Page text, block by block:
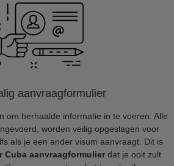
aanvraagformulier
om herhaalde informatie in te voeren. Alle
worden veilig opgeslagen voor
als je een ander visum aanvraagt. Dit is
Cuba aanvraagformulier dat je ooit zult